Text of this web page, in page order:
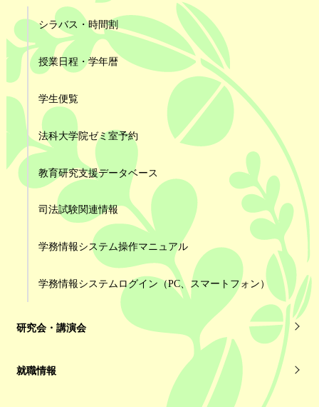
シラバス・時間割
授業日程・学年暦
学生便覧
法科大学院ゼミ室予約
教育研究支援データベース
司法試験関連情報
学務情報システム操作マニュアル
学務情報システムログイン（PC、スマートフォン）
研究会・講演会
就職情報